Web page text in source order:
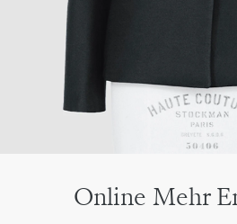
Online Mehr